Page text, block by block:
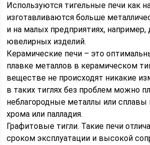
Используются тигельные печи как
изготавливаются больше
и на малых предприятиях, например,
ювелирных изделий.
Керамические печи – это
плавке металлов в керамическом
веществе не происходят никакие
в таких тиглях без проблем можно
неблагородные металлы или сплавы
хрома или палладия.
Графитовые тигли. Такие печи
сроком эксплуатации и высокой